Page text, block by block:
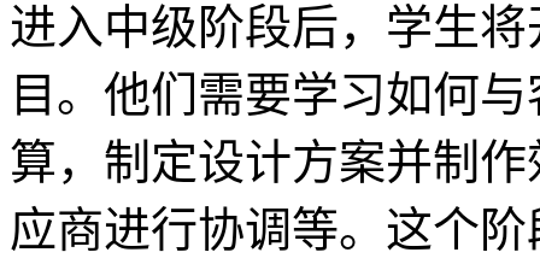
进入中级阶段后，学生
目。他们需要学习如何
算，制定设计方案并制
应商进行协调等。这个